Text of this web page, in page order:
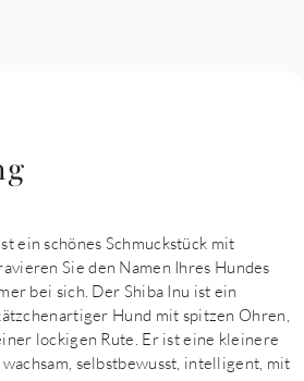
ein schönes Schmuckstück mit
Sie den Namen Ihres Hundes
bei sich. Der Shiba Inu ist ein
Hund mit spitzen Ohren,
lockigen Rute. Er ist eine kleinere
selbstbewusst, intelligent, mit